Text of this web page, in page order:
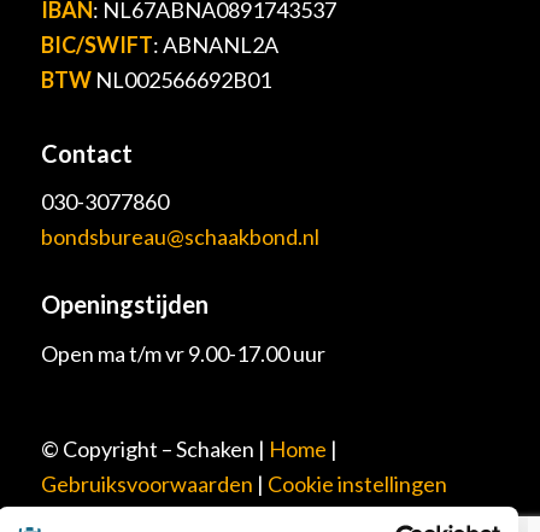
IBAN: NL67ABNA0891743537
BIC/SWIFT: ABNANL2A
BTWNL002566692B01
Contact
030-3077860
bondsbureau@schaakbond.nl
Openingstijden
Open ma t/m vr 9.00-17.00 uur
© Copyright – Schaken | Home |
Gebruiksvoorwaarden | Cookie instellingen